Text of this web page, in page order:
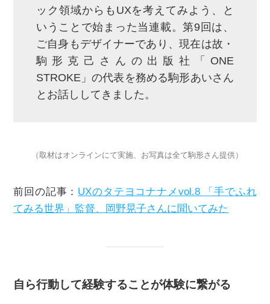
ック領域からもUXを考えてみよう、と
いうことで始まった当連載。第9回は、
ご自身もデザイナーであり、現在は故・
駒形克己さんの出版社「ONE
STROKE」の代表を務める駒形あいさん
とお話ししてきました。
（取材はオンラインにて実施、お写真は全て駒形さん提供）
前回の記事： UXのタテヨコナナメvol.8 「手でふれ
てみる世界」監督、岡野晃子さんに聞いてみた
自ら行動して経験することが体験に繋がる